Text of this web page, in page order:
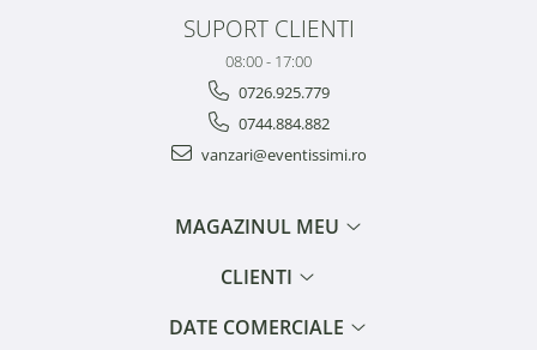
SUPORT CLIENTI
08:00 - 17:00
0726.925.779
0744.884.882
vanzari@eventissimi.ro
MAGAZINUL MEU
CLIENTI
DATE COMERCIALE